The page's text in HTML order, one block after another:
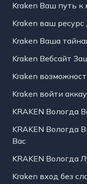
Kraken Ваш путь к
Kraken ваш ресурс
Kraken Ваша
Kraken Вебсайт
Kraken
Kraken войти
KRAKEN Вологда
KRAKEN Вологда
Вас
KRAKEN Вологда
Kraken вход без